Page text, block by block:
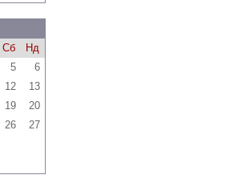
Сб
Нд
5
6
12
13
19
20
26
27